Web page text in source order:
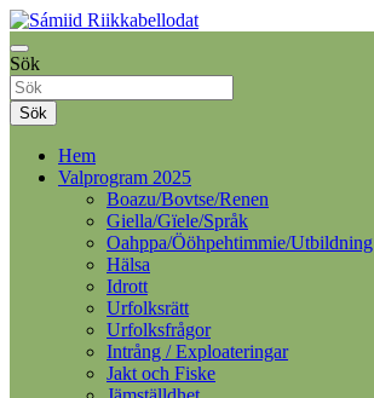
Sámiid Riikkabellodat
Samelandspartiet
Sök
Sök
Hem
Valprogram 2025
Boazu/Bovtse/Renen
Giella/Gïele/Språk
Oahppa/Ööhpehtimmie/Utbildning
Hälsa
Idrott
Urfolksrätt
Urfolksfrågor
Intrång / Exploateringar
Jakt och Fiske